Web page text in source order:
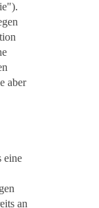
aber
eine
an